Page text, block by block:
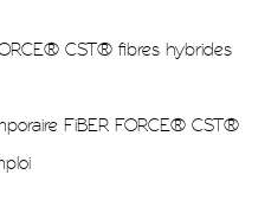
FORCE® CST® fibres hybrides
FiBER FORCE® CST®